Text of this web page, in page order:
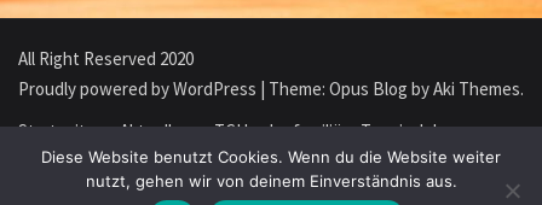
All Right Reserved 2020
Proudly powered by WordPress | Theme: Opus Blog byAki Themes.
Startseite
Aktuelles TCH – der familiäre Tennisclub
Mitgliedschaft TCH Webshop Impressum/Datenschutz
Diese Website benutzt Cookies. Wenn du die Website weiter
nutzt, gehen wir von deinem Einverständnis aus.